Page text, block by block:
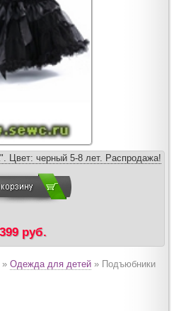
Цвет: черный 5-8 лет. Распродажа!
399 руб.
» Одежда для детей » Подъюбники